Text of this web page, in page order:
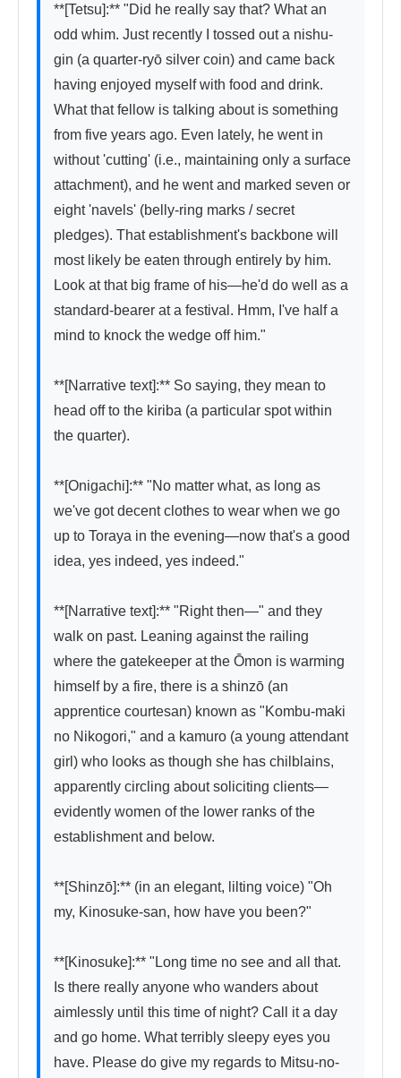
**[Tetsu]:** "Did he really say that? What an
odd whim. Just recently I tossed out a nishu-
gin (a quarter-ryō silver coin) and came back
having enjoyed myself with food and drink.
What that fellow is talking about is something
from five years ago. Even lately, he went in
without 'cutting' (i.e., maintaining only a surface
attachment), and he went and marked seven or
eight 'navels' (belly-ring marks / secret
pledges). That establishment's backbone will
most likely be eaten through entirely by him.
Look at that big frame of his—he'd do well as a
standard-bearer at a festival. Hmm, I've half a
mind to knock the wedge off him."
**[Narrative text]:** So saying, they mean to
head off to the kiriba (a particular spot within
the quarter).
**[Onigachi]:** "No matter what, as long as
we've got decent clothes to wear when we go
up to Toraya in the evening—now that's a good
idea, yes indeed, yes indeed."
**[Narrative text]:** "Right then—" and they
walk on past. Leaning against the railing
where the gatekeeper at the Ōmon is warming
himself by a fire, there is a shinzō (an
apprentice courtesan) known as "Kombu-maki
no Nikogori," and a kamuro (a young attendant
girl) who looks as though she has chilblains,
apparently circling about soliciting clients—
evidently women of the lower ranks of the
establishment and below.
**[Shinzō]:** (in an elegant, lilting voice) "Oh
my, Kinosuke-san, how have you been?"
**[Kinosuke]:** "Long time no see and all that.
Is there really anyone who wanders about
aimlessly until this time of night? Call it a day
and go home. What terribly sleepy eyes you
have. Please do give my regards to Mitsu-no-